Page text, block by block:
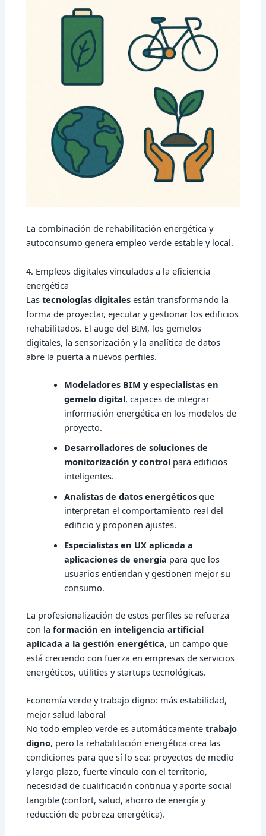
La combinación de rehabilitación energética y
autoconsumo genera empleo verde estable y local.
4. Empleos digitales vinculados a la eficiencia
energética
Lastecnologías digitales están transformando la
forma de proyectar, ejecutar y gestionar los edificios
rehabilitados. El auge del BIM, los gemelos
digitales, la sensorización y la analítica de datos
abre la puerta a nuevos perfiles.
Modeladores BIM y especialistas en
gemelo digital, capaces de integrar
información energética en los modelos de
proyecto.
Desarrolladores de soluciones de
monitorización y control para edificios
inteligentes.
Analistas de datos energéticos que
interpretan el comportamiento real del
edificio y proponen ajustes.
Especialistas en UX aplicada a
aplicaciones de energía para que los
usuarios entiendan y gestionen mejor su
consumo.
La profesionalización de estos perfiles se refuerza
con laformación en inteligencia artificial
aplicada a la gestión energética, un campo que
está creciendo con fuerza en empresas de servicios
energéticos, utilities y startups tecnológicas.
Economía verde y trabajo digno: más estabilidad,
mejor salud laboral
No todo empleo verde es automáticamentetrabajo
digno, pero la rehabilitación energética crea las
condiciones para que sí lo sea: proyectos de medio
y largo plazo, fuerte vínculo con el territorio,
necesidad de cualificación continua y aporte social
tangible (confort, salud, ahorro de energía y
reducción de pobreza energética).